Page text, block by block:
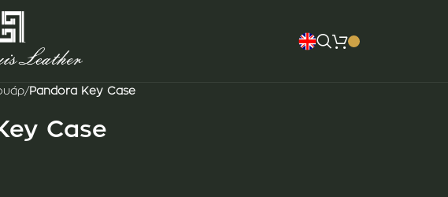
/Pandora Key Case
Case